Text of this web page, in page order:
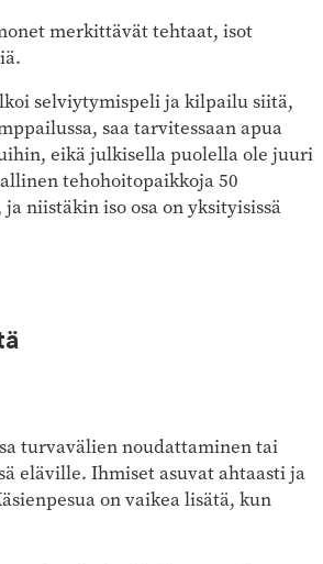
merkittävät tehtaat, isot
selviytymispeli ja kilpailu siitä,
saa tarvitessaan apua
eikä julkisella puolella ole juuri
tehohoitopaikkoja 50
niistäkin iso osa on yksityisissä
turvavälien noudattaminen tai
eläville. Ihmiset asuvat ahtaasti ja
on vaikea lisätä, kun